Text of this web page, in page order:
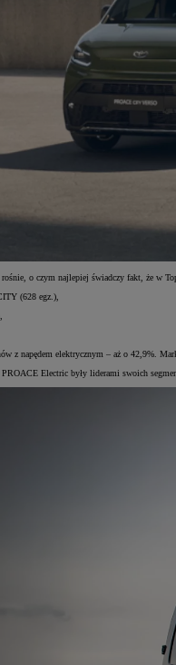
o czym najlepiej świadczy fakt, że w
(628 egz.),
z napędem elektrycznym – aż o 42,9%.
Electric były liderami swoich